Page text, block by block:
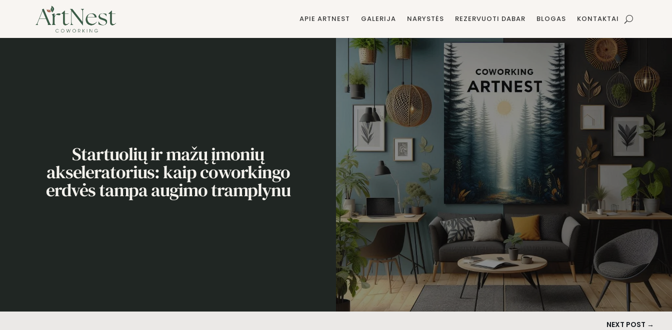
APIE ARTNEST GALERIJA NARYSTĖS REZERVUOTI DABAR BLOGAS KONTAKTAI
Startuolių ir mažų įmonių
akseleratorius: kaip coworkingo
erdvės tampa augimo tramplynu
NEXT POST →